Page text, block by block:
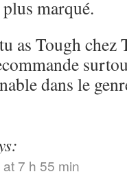
marqué.
as Tough chez
dans le
7 h 55 min